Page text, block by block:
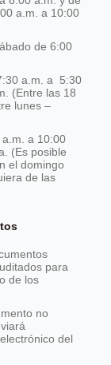
a.m. a 10:00
de 6:00
a.m. a 5:30
(Entre las 18
lunes –
a 10:00
(Es posible
el domingo
de las
para
de los
no
del